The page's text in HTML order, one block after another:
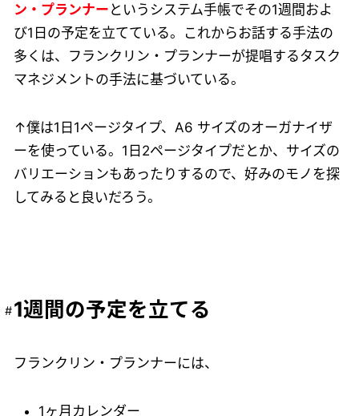
ン・プランナー というシステム手帳でその1週間およ
び1日の予定を立てている。これからお話する手法の
多くは、フランクリン・プランナーが提唱するタスク
マネジメントの手法に基づいている。
↑僕は1日1ページタイプ、A6 サイズのオーガナイザ
ーを使っている。1日2ページタイプだとか、サイズの
バリエーションもあったりするので、好みのモノを探
してみると良いだろう。
1週間の予定を立てる
フランクリン・プランナーには、
1ヶ月カレンダー